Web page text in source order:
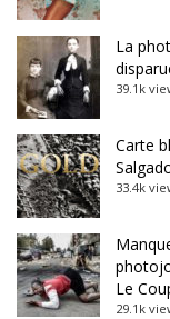
La
39.1k
Carte
33.4k
Le
29.1k